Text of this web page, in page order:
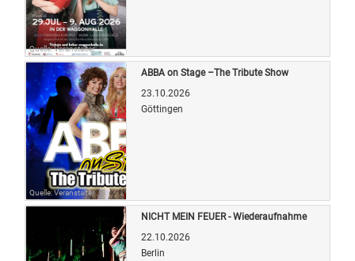
Quelle: Veranstalter
Quelle: Veranstalter
ABBA on Stage –The Tribute Show
23.10.2026
Göttingen
NICHT MEIN FEUER - Wiederaufnahme
22.10.2026
Berlin